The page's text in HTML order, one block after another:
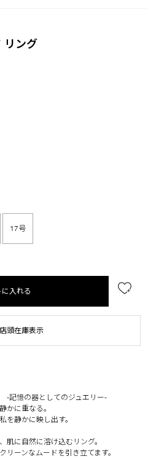
リング
17号
入れる
店頭在庫表示
-記憶の器としてのジュエリー-
かに重なる。
を静かに映し出す。
肌に自然に溶け込むリング。
ーンなムードを引き立てます。